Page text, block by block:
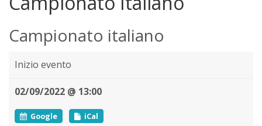
Campionato italiano
Inizio evento
02/09/2022 @ 13:00
Google iCal